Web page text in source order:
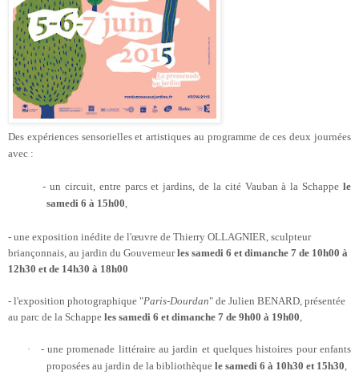
Des expériences sensorielles et artistiques au programme de ces deux journées
avec :
- un circuit, entre parcs et jardins, de la cité Vauban à la Schappe le
samedi 6 à 15h00
- une exposition inédite de l'œuvre de Thierry OLLAGNIER, sculpteur
briançonnais, au jardin du Gouverneurles samedi 6 et dimanche 7 de 10h00 à
12h30 et de 14h30 à 18h00
- l'exposition photographique "Paris-Dourdan" de Julien BENARD, présentée
au parc de la Schappe les samedi 6 et dimanche 7 de 9h00 à 19h00
· -une promenade littéraire au jardin et quelques histoires pour enfants
proposées au jardin de la bibliothèque le samedi 6 à 10h30 et 15h30